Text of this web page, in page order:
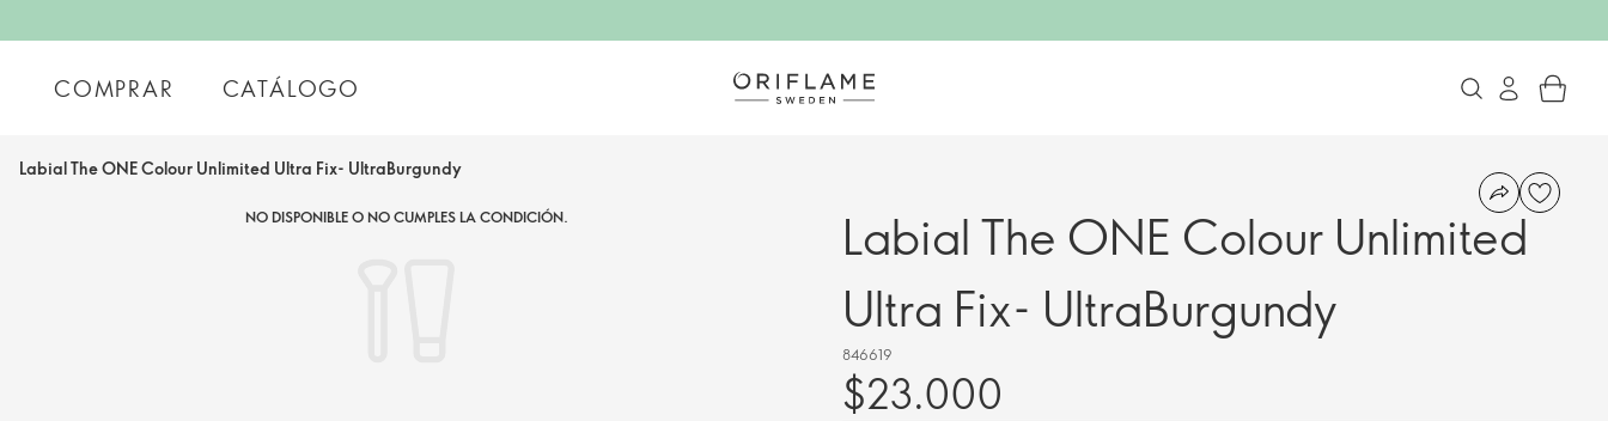
COMPRAR CATÁLOGO
Labial The ONE Colour Unlimited Ultra Fix- UltraBurgundy
NO DISPONIBLE O NO CUMPLES LA CONDICIÓN.
Labial The ONE Colour Unlimited
Ultra Fix- UltraBurgundy
846619
$23.000